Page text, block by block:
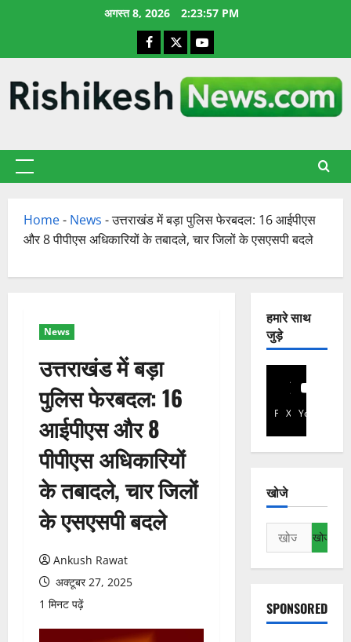
अगस्त 8, 2026 2:23:58 PM
Facebook
X YouTube
प्राथमिक
Home- News -उत्तराखंड में बड़ा पुलिस फेरबदल: 16 आईपीएस
और 8 पीपीएस अधिकारियों के तबादले, चार जिलों के एसएसपी बदले
News
उत्तराखंड में बड़ा
पुलिस फेरबदल: 16
आईपीएस और 8
पीपीएस अधिकारियों
के तबादले, चार जिलों
के एसएसपी बदले
Ankush Rawat
अक्टूबर 27, 2025
1 मिनट पढ़ें
हमारे साथ
जुड़े
Facebook
X YouTube
खोजे
निम्न
को
खोजें:
SPONSORED